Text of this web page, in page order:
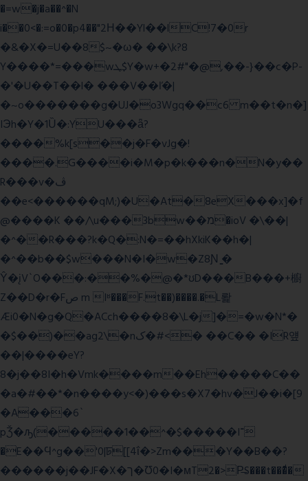
�=w�j�a��^�N
i��0<�:=o�0�p4��"2Η��Yl��lC!7�0r
�&�X�=U��8$~�ω� ��\k?8
Y����*=���wܛ$Y�w+�2#"�@,��-}��c�P-
�'�U��T��l� ���V��ľ�|
�~o�������g�UJ�o3Wgq��c6 m��t�n�]
IЭh�Y�1Ȕ�:YU���ǟ?
����%k[s��j�F�vJg�!
����.G����i�M�p�k���n�N�y��
R���v�ڤ
��e<������qM;)�U�At�8eX���x]�f
@����K ��/\u���3bw��מ�ioV �\��|
�^��R���?k�Q�:N�=��hXkiK��h�|
�^��b��$w���N�I�w�Z8Ɲ ͚�
Ŷ�įV`O���:��%�@�*ʊD���B���+櫥
Z��D�r�Fص m Iʶ���F.t��)����.�L뢅
Æi0�N�g�Q�ACch����8�\L�j]�=�w�N*�
�$��)��ag2\�nک�#<� ��C�� �IR얲
��|����eY?
8�j��8I�h�Vmk����m��Eh�����C��
�a�#��*�n����y<�)���s�X7�hv�J��i�[9
�A���6`
pǮ�ԡ(�����1��^�$�����I־
�E��Ϥ^g��'0|ꠓ[[4ΐ�>Zm���Y��B��?
������j��JF�X�ך�Ʊ0�I�мT2�>P̶S���t���ͩ�